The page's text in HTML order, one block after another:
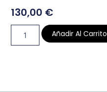
130,00 €
Añadir Al Carrito